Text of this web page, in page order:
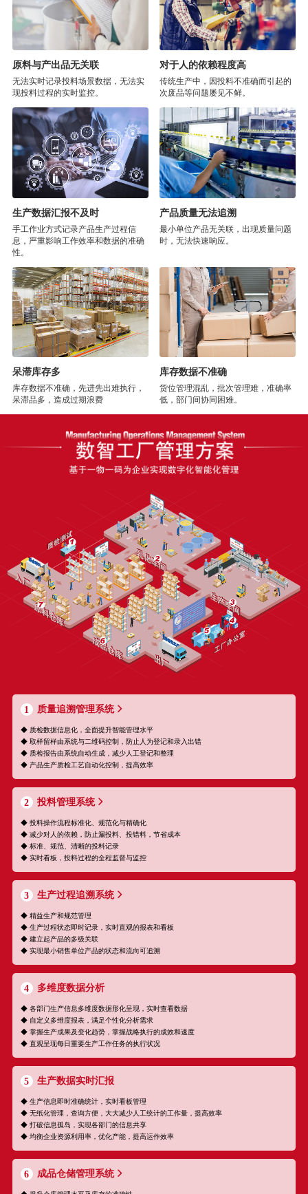
原料与产出品无关联
无法实时记录投料场景数据，无法实
现投料过程的实时监控。
对于人的依赖程度高
传统生产中，因投料不准确而引起的
次废品等问题屡见不鲜。
生产数据汇报不及时
手工作业方式记录产品生产过程信
息，严重影响工作效率和数据的准确
性。
产品质量无法追溯
最小单位产品无关联，出现质量问题
时，无法快速响应。
呆滞库存多
库存数据不准确，先进先出难执行，
呆滞品多，造成过期浪费
库存数据不准确
货位管理混乱，批次管理难，准确率
低，部门间协同困难。
1 质量追溯管理系统
◆ 质检数据信息化，全面提升智能管理水平
◆ 取样留样由系统与二维码控制，防止人为登记和录入出错
◆ 质检报告由系统自动生成，减少人工登记和整理
◆ 产品生产质检工艺自动化控制，提高效率
2 投料管理系统
◆ 投料操作流程标准化、规范化与精确化
◆ 减少对人的依赖，防止漏投料、投错料，节省成本
◆ 标准、规范、清晰的投料记录
◆ 实时看板，投料过程的全程监督与监控
3 生产过程追溯系统
◆ 精益生产和规范管理
◆ 生产过程状态即时记录，实时直观的报表和看板
◆ 建立起产品的多级关联
◆ 实现最小销售单位产品的状态和流向可追溯
4 多维度数据分析
◆ 各部门生产信息多维度数据形化呈现，实时查看数据
◆ 自定义多维度报表，满足个性化分析需求
◆ 掌握生产成果及变化趋势，掌握战略执行的成效和速度
◆ 直观呈现每日重要生产工作任务的执行状况
5 生产数据实时汇报
◆ 生产信息即时准确统计，实时看板管理
◆ 无纸化管理，查询方便，大大减少人工统计的工作量，提高效率
◆ 打破信息孤岛，实现各部门的信息共享
◆ 均衡企业资源利用率，优化产能，提高运作效率
6 成品仓储管理系统